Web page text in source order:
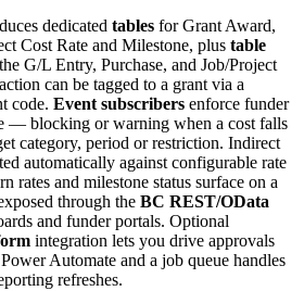
dedicated tables for Grant Award,
Cost Rate and Milestone, plus table
G/L Entry, Purchase, and Job/Project
can be tagged to a grant via a
code. Event subscribers enforce funder
— blocking or warning when a cost falls
category, period or restriction. Indirect
automatically against configurable rate
rates and milestone status surface on a
through the BC REST/OData
and funder portals. Optional
integration lets you drive approvals
Automate and a job queue handles
refreshes.